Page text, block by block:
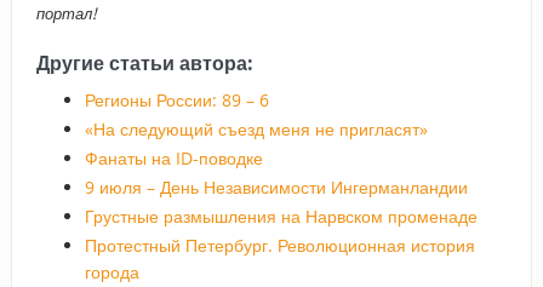
портал!
Другие статьи автора:
Регионы России: 89 – 6
«На следующий съезд меня не пригласят»
Фанаты на ID-поводке
9 июля – День Независимости Ингерманландии
Грустные размышления на Нарвском променаде
Протестный Петербург. Революционная история
города